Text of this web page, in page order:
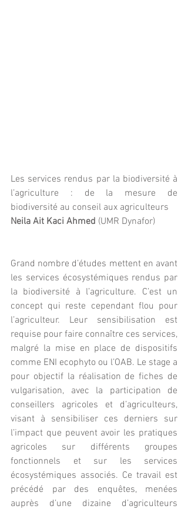
Les services rendus par la biodiversité à
l’agriculture : de la mesure de
biodiversité au conseil aux agriculteurs
Neila Ait Kaci Ahmed (UMR Dynafor)
Grand nombre d’études mettent en avant
les services écosystémiques rendus par
la biodiversité à l’agriculture. C’est un
concept qui reste cependant flou pour
l’agriculteur. Leur sensibilisation est
requise pour faire connaître ces services,
malgré la mise en place de dispositifs
comme ENI ecophyto ou l’OAB. Le stage a
pour objectif la réalisation de fiches de
vulgarisation, avec la participation de
conseillers agricoles et d’agriculteurs,
visant à sensibiliser ces derniers sur
l’impact que peuvent avoir les pratiques
agricoles sur différents groupes
fonctionnels et sur les services
écosystémiques associés. Ce travail est
précédé par des enquêtes, menées
auprès d’une dizaine d’agriculteurs